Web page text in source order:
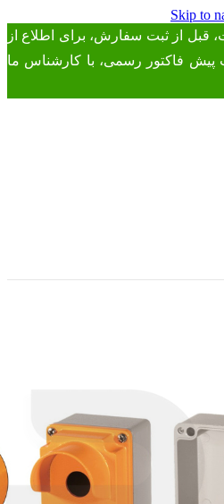
Skip to
قبل از ثبت سفارش، برای اطلاع از
پیش فاکتور رسمی، با کارشناس ما